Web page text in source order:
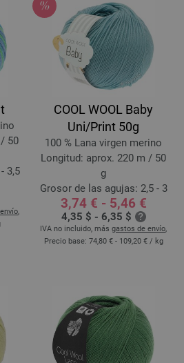
50
3,5
,
COOL WOOL Baby
Uni/Print 50g
100 % Lana virgen merino
Longitud: aprox. 220 m / 50
g
Grosor de las agujas: 2,5 - 3
3,74 € - 5,46 €
4,35 $ - 6,35 $
IVA no incluido, más gastos de envío,
Precio base: 74,80 € - 109,20 € / kg